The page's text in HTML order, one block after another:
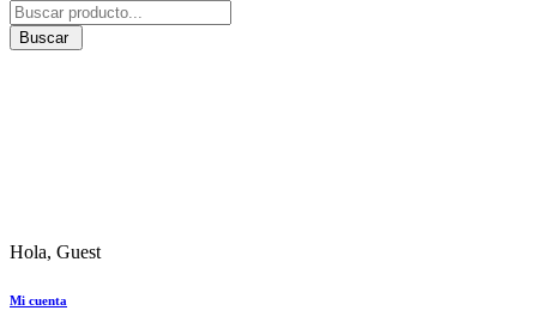
Buscar
Hola, Guest
Mi cuenta